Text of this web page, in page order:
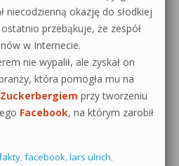
niecodzienną okazję do słodkiej
przebąkuje, że zespół
w Internecie.
nie wypalił, ale zyskał on
która pomogła mu na
przy tworzeniu
Facebook, na którym zarobił
, facebook, lars ulrich,